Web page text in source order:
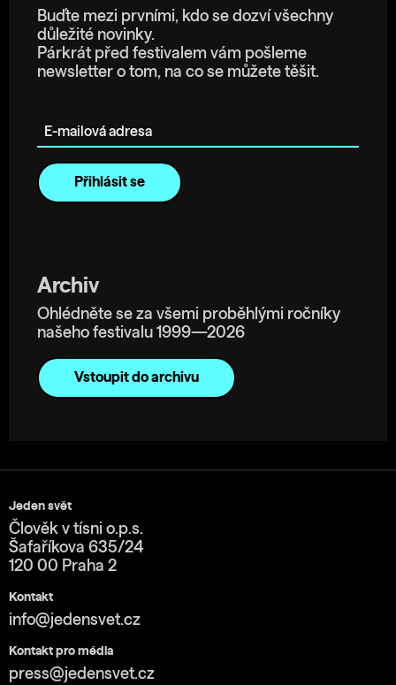
Buďte mezi prvními, kdo se dozví všechny
důležité novinky.
Párkrát před festivalem vám pošleme
newsletter o tom, na co se můžete těšit.
Archiv
Ohlédněte se za všemi proběhlými ročníky
našeho festivalu 1999—2026
Vstoupit do archivu
Jeden svět
Člověk v tísni o.p.s.
Šafaříkova 635/24
120 00 Praha 2
Kontakt
info@jedensvet.cz
Kontakt pro média
press@jedensvet.cz